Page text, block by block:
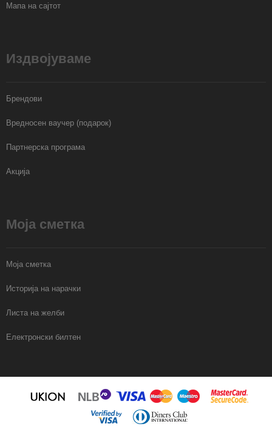
Мапа на сајтот
Издвојуваме
Брендови
Вредносен ваучер (подарок)
Партнерска програма
Акција
Моја сметка
Моја сметка
Историја на нарачки
Листа на желби
Електронски билтен